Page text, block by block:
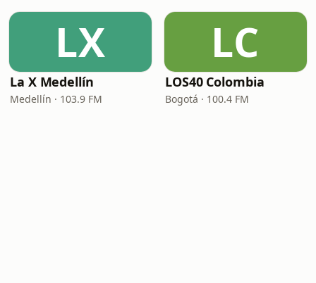
LX
La X Medellín
Medellín · 103.9 FM
LC
LOS40 Colombia
Bogotá · 100.4 FM